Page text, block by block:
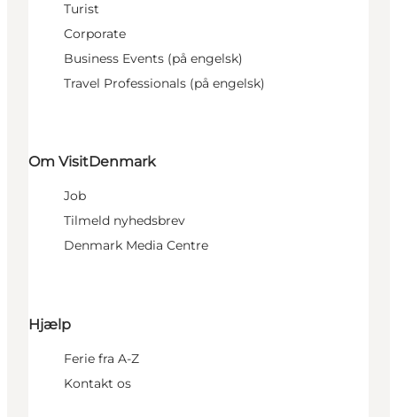
Turist
Corporate
Business Events (på engelsk)
Travel Professionals (på engelsk)
Om VisitDenmark
Job
Tilmeld nyhedsbrev
Denmark Media Centre
Hjælp
Ferie fra A-Z
Kontakt os